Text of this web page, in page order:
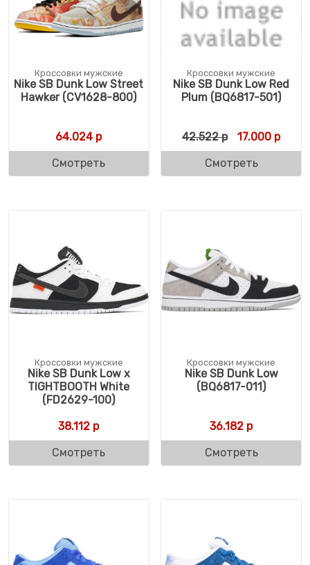
Кроссовки мужские
Nike SB Dunk Low Street
Hawker (CV1628-800)
64.024р
Смотреть
Кроссовки мужские
Nike SB Dunk Low Red
Plum (BQ6817-501)
42.522р 17.000 р
Смотреть
Кроссовки мужские
Nike SB Dunk Low x
TIGHTBOOTH White
(FD2629-100)
38.112 р
Смотреть
Кроссовки мужские
Nike SB Dunk Low
(BQ6817-011)
36.182 р
Смотреть